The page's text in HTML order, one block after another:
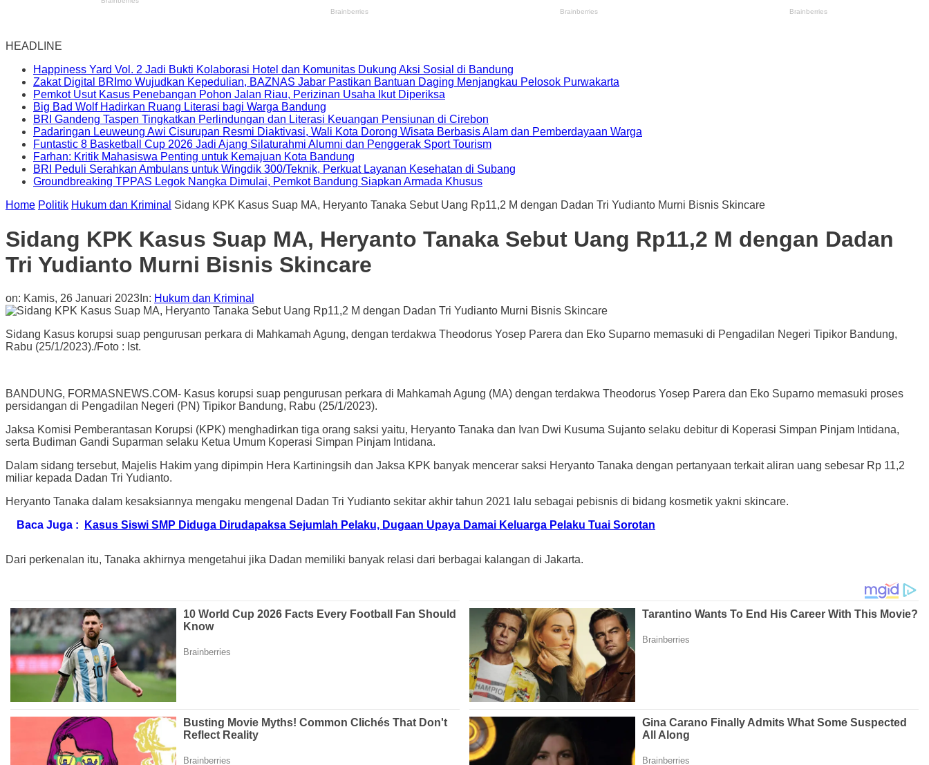
HEADLINE
Happiness Yard Vol. 2 Jadi Bukti Kolaborasi Hotel dan Komunitas Dukung Aksi Sosial di Bandung
Zakat Digital BRImo Wujudkan Kepedulian, BAZNAS Jabar Pastikan Bantuan Daging Menjangkau Pelosok Purwakarta
Pemkot Usut Kasus Penebangan Pohon Jalan Riau, Perizinan Usaha Ikut Diperiksa
Big Bad Wolf Hadirkan Ruang Literasi bagi Warga Bandung
BRI Gandeng Taspen Tingkatkan Perlindungan dan Literasi Keuangan Pensiunan di Cirebon
Padaringan Leuweung Awi Cisurupan Resmi Diaktivasi, Wali Kota Dorong Wisata Berbasis Alam dan Pemberdayaan Warga
Funtastic 8 Basketball Cup 2026 Jadi Ajang Silaturahmi Alumni dan Penggerak Sport Tourism
Farhan: Kritik Mahasiswa Penting untuk Kemajuan Kota Bandung
BRI Peduli Serahkan Ambulans untuk Wingdik 300/Teknik, Perkuat Layanan Kesehatan di Subang
Groundbreaking TPPAS Legok Nangka Dimulai, Pemkot Bandung Siapkan Armada Khusus
Home Politik Hukum dan Kriminal Sidang KPK Kasus Suap MA, Heryanto Tanaka Sebut Uang Rp11,2 M dengan Dadan Tri Yudianto Murni Bisnis Skincare
Sidang KPK Kasus Suap MA, Heryanto Tanaka Sebut Uang Rp11,2 M dengan Dadan
Tri Yudianto Murni Bisnis Skincare
on: Kamis, 26 Januari 2023 In: Hukum dan Kriminal
Sidang Kasus korupsi suap pengurusan perkara di Mahkamah Agung, dengan terdakwa Theodorus Yosep Parera dan Eko Suparno memasuki di Pengadilan Negeri Tipikor Bandung,
Rabu (25/1/2023)./Foto : Ist.
BANDUNG, FORMASNEWS.COM- Kasus korupsi suap pengurusan perkara di Mahkamah Agung (MA) dengan terdakwa Theodorus Yosep Parera dan Eko Suparno memasuki proses
persidangan di Pengadilan Negeri (PN) Tipikor Bandung, Rabu (25/1/2023).
Jaksa Komisi Pemberantasan Korupsi (KPK) menghadirkan tiga orang saksi yaitu, Heryanto Tanaka dan Ivan Dwi Kusuma Sujanto selaku debitur di Koperasi Simpan Pinjam Intidana,
serta Budiman Gandi Suparman selaku Ketua Umum Koperasi Simpan Pinjam Intidana.
Dalam sidang tersebut, Majelis Hakim yang dipimpin Hera Kartiningsih dan Jaksa KPK banyak mencerar saksi Heryanto Tanaka dengan pertanyaan terkait aliran uang sebesar Rp 11,2
miliar kepada Dadan Tri Yudianto.
Heryanto Tanaka dalam kesaksiannya mengaku mengenal Dadan Tri Yudianto sekitar akhir tahun 2021 lalu sebagai pebisnis di bidang kosmetik yakni skincare.
Baca Juga :
Kasus Siswi SMP Diduga Dirudapaksa Sejumlah Pelaku, Dugaan Upaya Damai Keluarga Pelaku Tuai Sorotan
Dari perkenalan itu, Tanaka akhirnya mengetahui jika Dadan memiliki banyak relasi dari berbagai kalangan di Jakarta.